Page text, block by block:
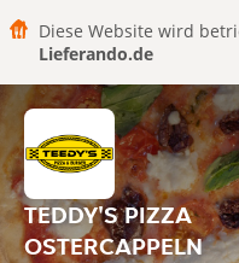
Diese Website wird
Lieferando.de
TEDDY'S PIZZA
OSTERCAPPELN